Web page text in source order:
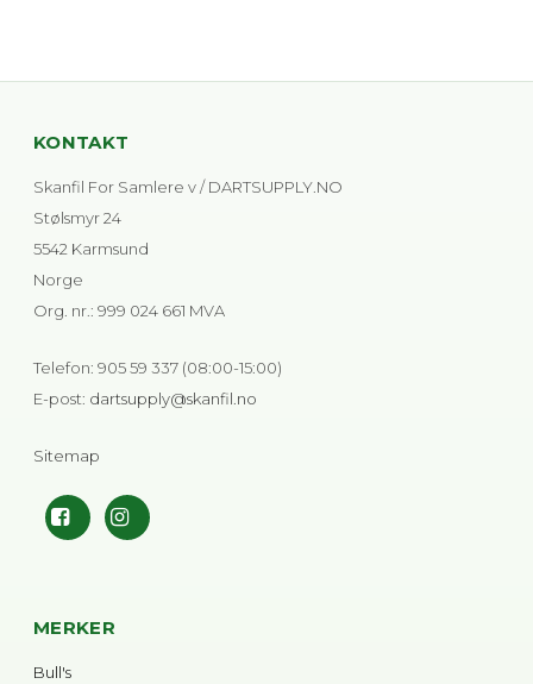
KONTAKT
Skanfil For Samlere v / DARTSUPPLY.NO
Stølsmyr 24
5542 Karmsund
Norge
Org. nr.: 999 024 661 MVA
Telefon: 905 59 337 (08:00-15:00)
E-post: dartsupply@skanfil.no
Sitemap
MERKER
Bull's